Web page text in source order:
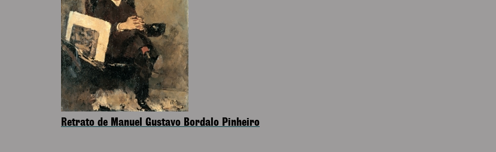
Retrato de Manuel Gustavo Bordalo Pinheiro